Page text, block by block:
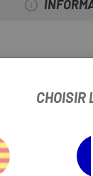
le
et à
CHOISIR